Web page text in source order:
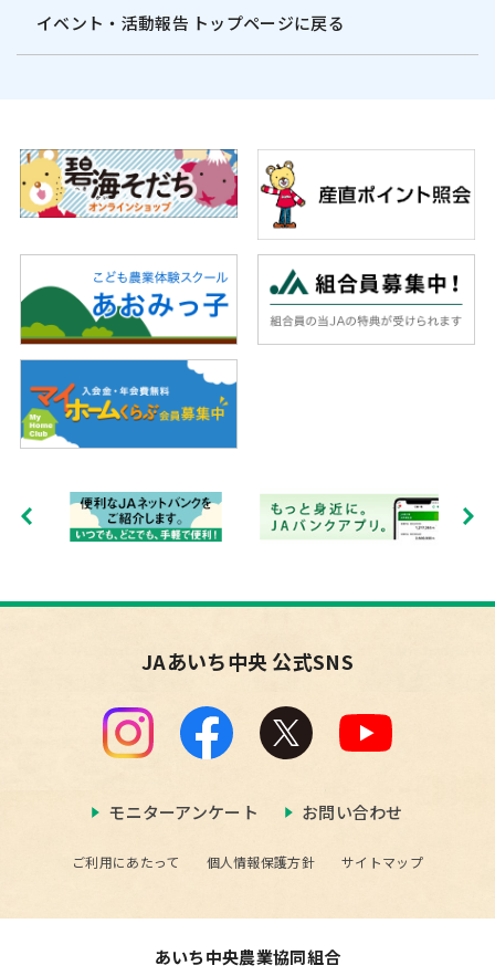
イベント・活動報告 トップページに戻る
JAあいち中央 公式SNS
モニターアンケート お問い合わせ
ご利用にあたって 個人情報保護方針 サイトマップ
あいち中央農業協同組合